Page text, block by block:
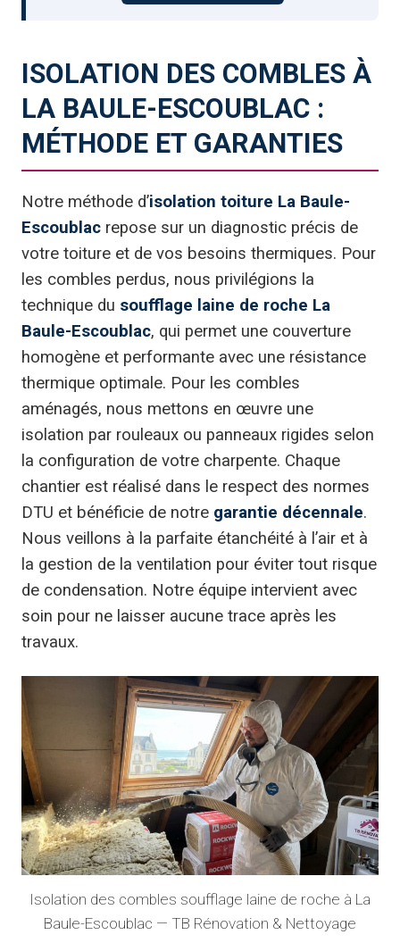
ISOLATION DES COMBLES À
LA BAULE-ESCOUBLAC :
MÉTHODE ET GARANTIES
Notre méthode d’isolation toiture La Baule-
Escoublac repose sur un diagnostic précis de
votre toiture et de vos besoins thermiques. Pour
les combles perdus, nous privilégions la
technique du soufflage laine de roche La
Baule-Escoublac, qui permet une couverture
homogène et performante avec une résistance
thermique optimale. Pour les combles
aménagés, nous mettons en œuvre une
isolation par rouleaux ou panneaux rigides selon
la configuration de votre charpente. Chaque
chantier est réalisé dans le respect des normes
DTU et bénéficie de notre garantie décennale.
Nous veillons à la parfaite étanchéité à l’air et à
la gestion de la ventilation pour éviter tout risque
de condensation. Notre équipe intervient avec
soin pour ne laisser aucune trace après les
travaux.
Isolation des combles soufflage laine de roche à La
Baule-Escoublac — TB Rénovation & Nettoyage